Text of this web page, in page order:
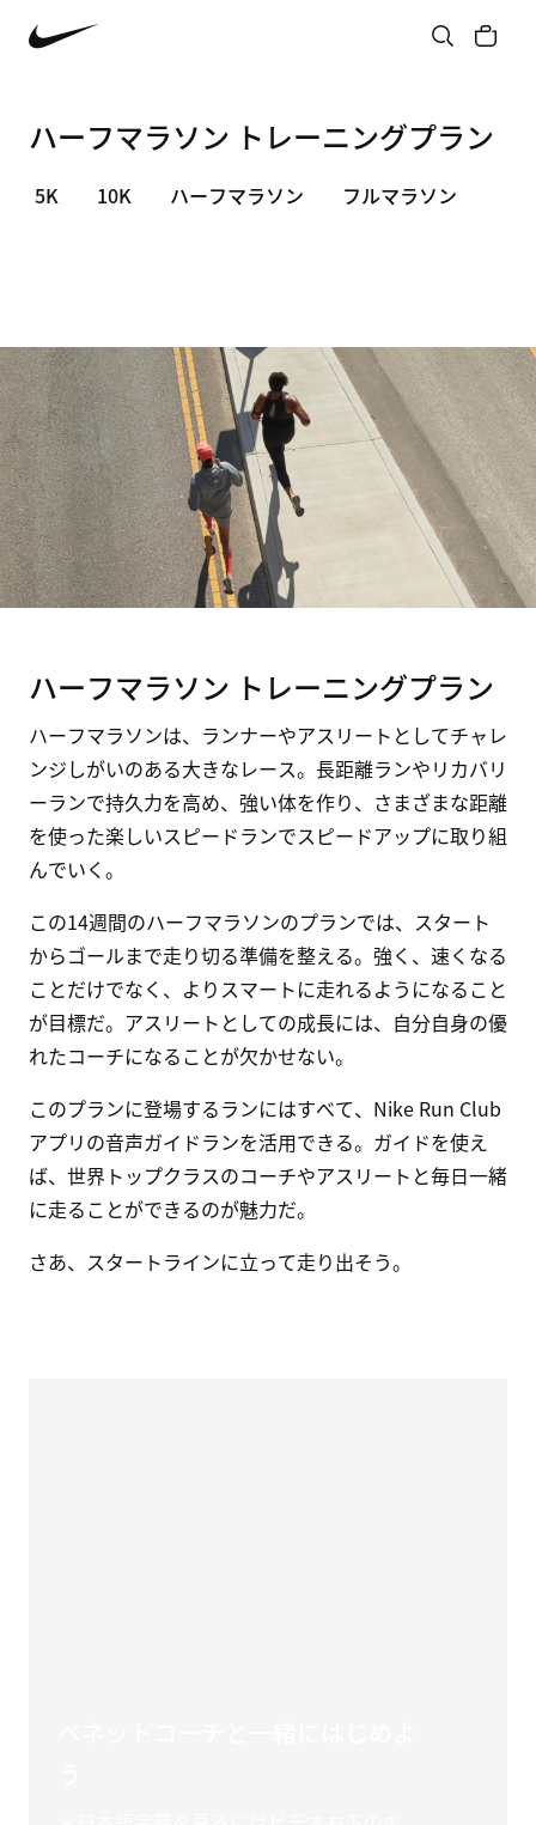
ハーフマラソン トレーニングプラン
5K 10K ハーフマラソン フルマラソン
ハーフマラソン トレーニングプラン
ハーフマラソンは、ランナーやアスリートとしてチャレ
ンジしがいのある大きなレース。長距離ランやリカバリ
ーランで持久力を高め、強い体を作り、さまざまな距離
を使った楽しいスピードランでスピードアップに取り組
んでいく。
この14週間のハーフマラソンのプランでは、スタート
からゴールまで走り切る準備を整える。強く、速くなる
ことだけでなく、よりスマートに走れるようになること
が目標だ。アスリートとしての成長には、自分自身の優
れたコーチになることが欠かせない。
このプランに登場するランにはすべて、Nike Run Club
アプリの音声ガイドランを活用できる。ガイドを使え
ば、世界トップクラスのコーチやアスリートと毎日一緒
に走ることができるのが魅力だ。
さあ、スタートラインに立って走り出そう。